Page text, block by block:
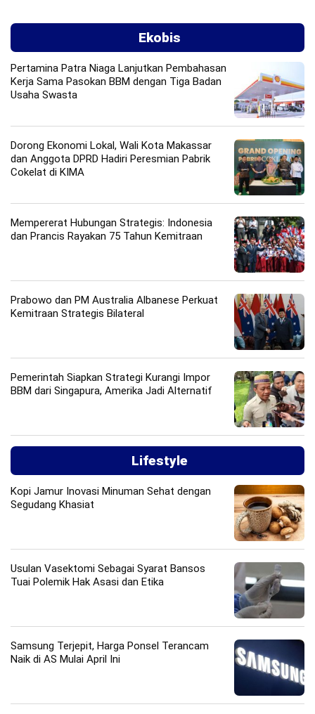
Ekobis
Pertamina Patra Niaga Lanjutkan Pembahasan
Kerja Sama Pasokan BBM dengan Tiga Badan
Usaha Swasta
Dorong Ekonomi Lokal, Wali Kota Makassar
dan Anggota DPRD Hadiri Peresmian Pabrik
Cokelat di KIMA
Mempererat Hubungan Strategis: Indonesia
dan Prancis Rayakan 75 Tahun Kemitraan
Prabowo dan PM Australia Albanese Perkuat
Kemitraan Strategis Bilateral
Pemerintah Siapkan Strategi Kurangi Impor
BBM dari Singapura, Amerika Jadi Alternatif
Lifestyle
Kopi Jamur Inovasi Minuman Sehat dengan
Segudang Khasiat
Usulan Vasektomi Sebagai Syarat Bansos
Tuai Polemik Hak Asasi dan Etika
Samsung Terjepit, Harga Ponsel Terancam
Naik di AS Mulai April Ini